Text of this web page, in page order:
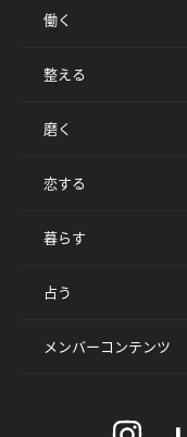
働く
整える
磨く
恋する
暮らす
占う
メンバーコンテンツ